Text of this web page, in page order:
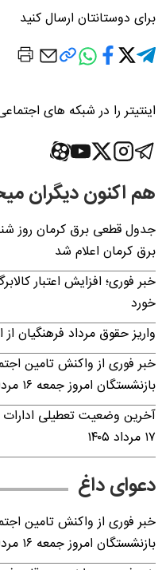
برای دوستانتان ارسال کنید
اینتیتر را در شبکه های
هم اکنون دیگران
برق کرمان اعلام شد
خورد
واریز حقوق مرداد فرهنگیان
خبر فوری از واکنش تامین
بازنشستگان امروز جمعه ۱۶ مرداد ۱۴۰۵
آخرین وضعیت تعطیلی ادارات
۱۷ مرداد ۱۴۰۵
دعوای داغ
خبر فوری از واکنش تامین
بازنشستگان امروز جمعه ۱۶ مرداد ۱۴۰۵